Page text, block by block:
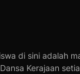
di sini adalah
Kerajaan